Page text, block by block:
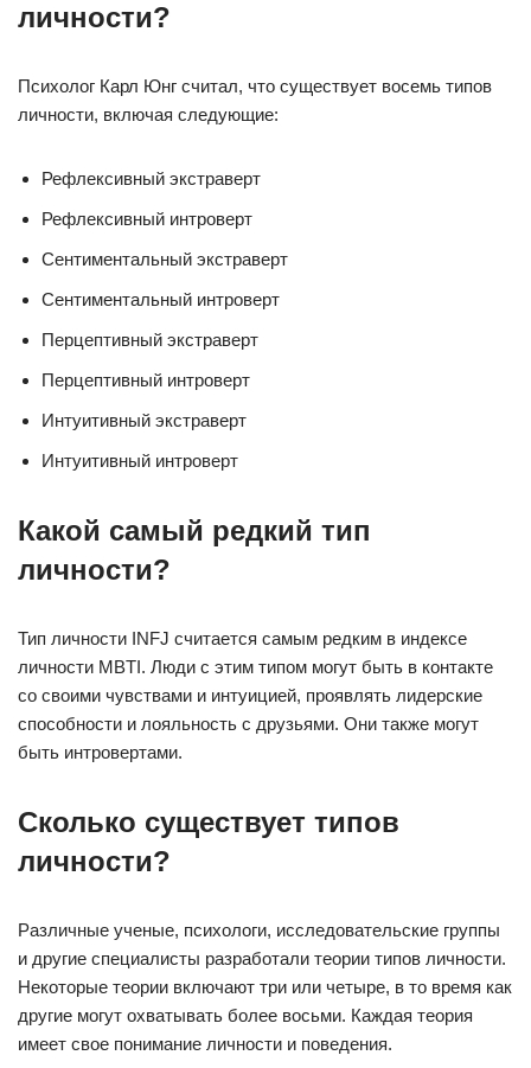
личности?
Психолог Карл Юнг считал, что существует восемь типов
личности, включая следующие:
Рефлексивный экстраверт
Рефлексивный интроверт
Сентиментальный экстраверт
Сентиментальный интроверт
Перцептивный экстраверт
Перцептивный интроверт
Интуитивный экстраверт
Интуитивный интроверт
Какой самый редкий тип
личности?
Тип личности INFJ считается самым редким в индексе
личности MBTI. Люди с этим типом могут быть в контакте
со своими чувствами и интуицией, проявлять лидерские
способности и лояльность с друзьями. Они также могут
быть интровертами.
Сколько существует типов
личности?
Различные ученые, психологи, исследовательские группы
и другие специалисты разработали теории типов личности.
Некоторые теории включают три или четыре, в то время как
другие могут охватывать более восьми. Каждая теория
имеет свое понимание личности и поведения.